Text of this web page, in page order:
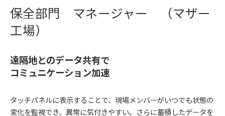
保全部門 マネージャー （マザー
工場）
遠隔地とのデータ共有で
コミュニケーション加速
タッチパネルに表示することで、現場メンバーがいつでも状態の
変化を監視でき、異常に気付きやすい。さらに蓄積したデータを